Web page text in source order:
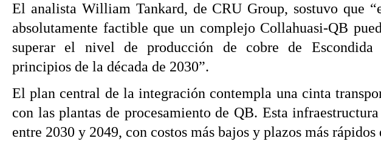
El analista William Tankard, de CRU Group, sostuvo que
absolutamente factible que un complejo Collahuasi-QB
superar el nivel de producción de cobre de Escondida
principios de la década de 2030”.
El plan central de la integración contempla una cinta
con las plantas de procesamiento de QB. Esta
entre 2030 y 2049, con costos más bajos y plazos más